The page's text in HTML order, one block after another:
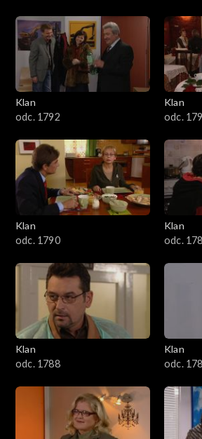
3201–3300
3101–3200
3001–3100
2901–3000
2801–2900
2701–2800
2501–2600
2401–2500
2301–2400
2201–2300
2101–2200
Klan
odc. 1792
Klan
odc.
Klan
odc. 1790
Klan
odc.
Klan
odc. 1788
Klan
odc.